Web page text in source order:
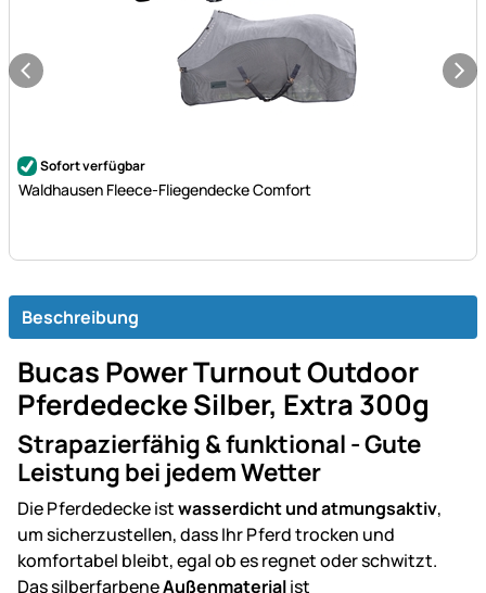
Noch keine Bewertungen abgegeben
Sofort verfügbar
Waldhausen Fleece-Fliegendecke Comfort
Beschreibung
Bucas Power Turnout Outdoor
Pferdedecke Silber, Extra 300g
Strapazierfähig & funktional - Gute
Leistung bei jedem Wetter
Die Pferdedecke istwasserdicht und atmungsaktiv,
um sicherzustellen, dass Ihr Pferd trocken und
komfortabel bleibt, egal ob es regnet oder schwitzt.
Das silberfarbeneAußenmaterialist